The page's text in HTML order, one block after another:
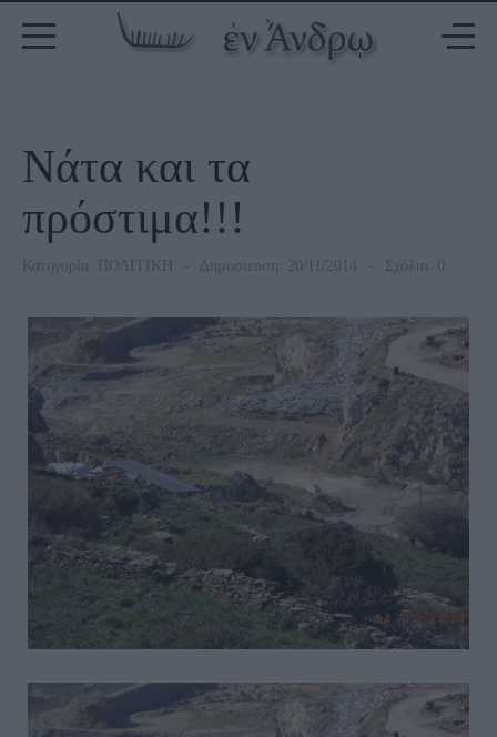
Νάτα και τα
πρόστιμα!!!
Κατηγορία: ΠΟΛΙΤΙΚΗ Δημοσίευση: 20/11/2014 Σχόλια: 0